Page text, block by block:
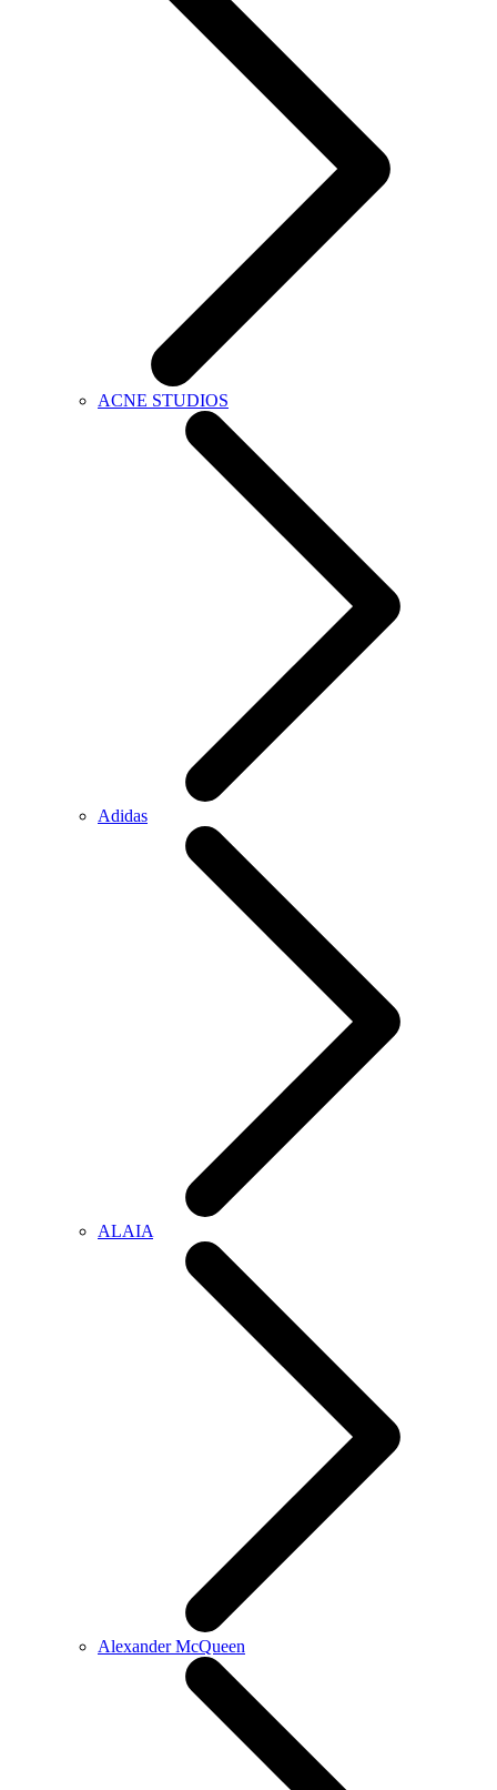
ACNE STUDIOS
Adidas
ALAIA
Alexander McQueen